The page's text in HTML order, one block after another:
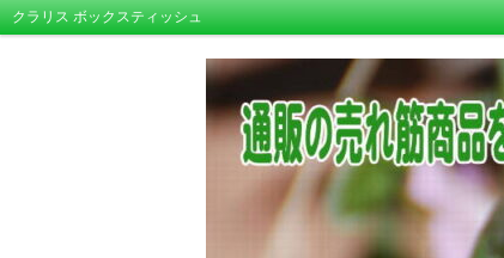
クラリス ボックスティッシュ